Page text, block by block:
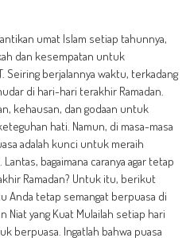
umat Islam setiap tahunnya,
dan kesempatan untuk
Seiring berjalannya waktu, terkadang
di hari-hari terakhir Ramadan.
kehausan, dan godaan untuk
hati. Namun, di masa-masa
adalah kunci untuk meraih
bagaimana caranya agar tetap
Ramadan? Untuk itu, berikut
Anda tetap semangat berpuasa di
Niat yang Kuat Mulailah setiap hari
berpuasa. Ingatlah bahwa puasa